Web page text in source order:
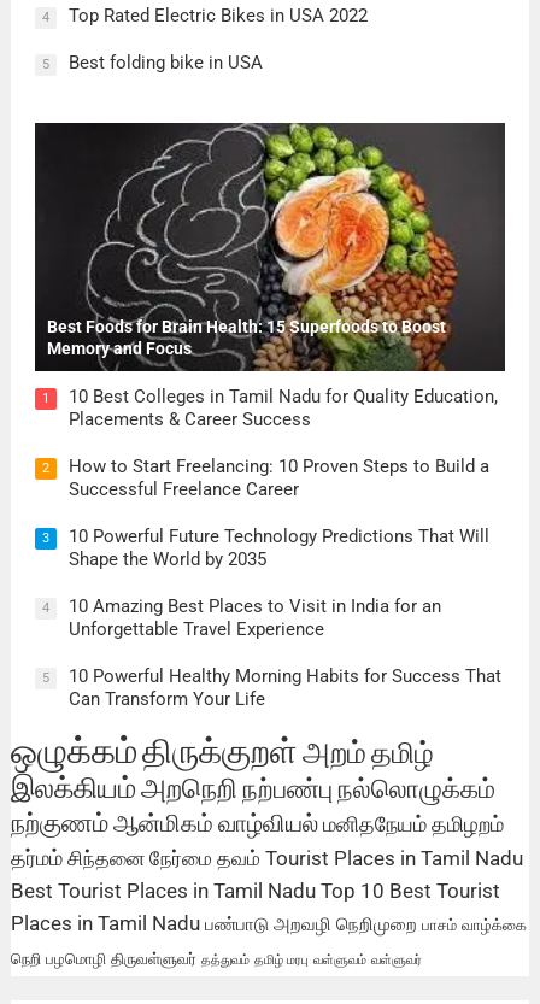
4 Top Rated Electric Bikes in USA 2022
5 Best folding bike in USA
Best Foods for Brain Health: 15 Superfoods to Boost
Memory and Focus
1
10 Best Colleges in Tamil Nadu for Quality Education,
Placements & Career Success
2
How to Start Freelancing: 10 Proven Steps to Build a
Successful Freelance Career
3
10 Powerful Future Technology Predictions That Will
Shape the World by 2035
4
10 Amazing Best Places to Visit in India for an
Unforgettable Travel Experience
5
10 Powerful Healthy Morning Habits for Success That
Can Transform Your Life
ஒழுக்கம்திருக்குறள்அறம்தமிழ்
இலக்கியம்அறநெறி நற்பண்பு நல்லொழுக்கம்
நற்குணம்ஆன்மிகம் வாழ்வியல்மனிதநேயம்தமிழறம்
தர்மம் சிந்தனை நேர்மை தவம் Tourist Places in Tamil Nadu
Best Tourist Places in Tamil Nadu Top 10 Best Tourist
Places in Tamil Nadu பண்பாடு அறவழி நெறிமுறை பாசம் வாழ்க்கை
நெறி பழமொழி திருவள்ளுவர் தத்துவம் தமிழ் மரபு வள்ளுவம் வள்ளுவர்